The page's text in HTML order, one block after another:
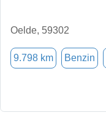
Oelde, 59302
9.798 km Benzin